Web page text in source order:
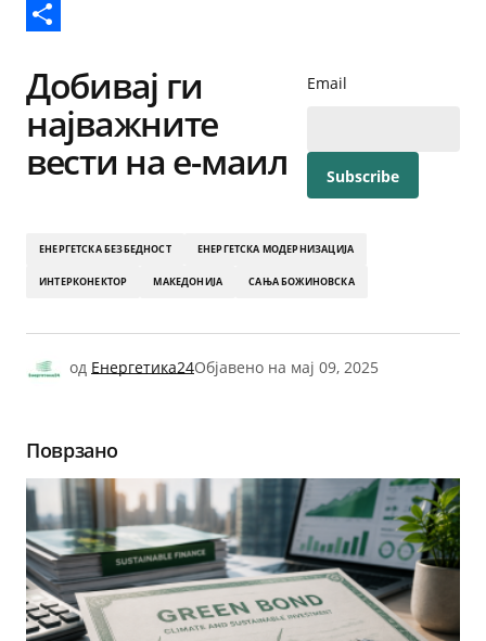
Reddit
Добивај ги
најважните
вести на е-маил
Email
ЕНЕРГЕТСКА БЕЗБЕДНОСТ ЕНЕРГЕТСКА МОДЕРНИЗАЦИЈА
ИНТЕРКОНЕКТОР МАКЕДОНИЈА САЊА БОЖИНОВСКА
од Енергетика24Објавено на мај 09, 2025
Поврзано